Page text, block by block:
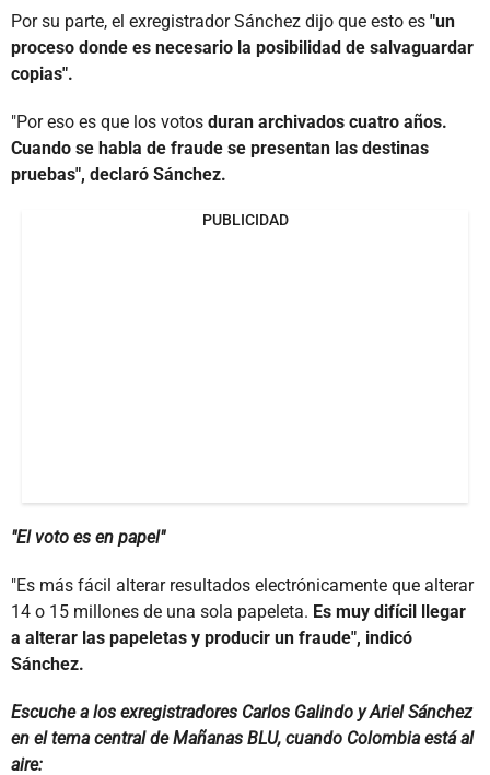
Por su parte, el exregistrador Sánchez dijo que esto es "un
proceso donde es necesario la posibilidad de salvaguardar
copias".
"Por eso es que los votos duran archivados cuatro años.
Cuando se habla de fraude se presentan las destinas
pruebas", declaró Sánchez.
PUBLICIDAD
"El voto es en papel"
"Es más fácil alterar resultados electrónicamente que alterar
14 o 15 millones de una sola papeleta. Es muy difícil llegar
a alterar las papeletas y producir un fraude", indicó
Sánchez.
Escuche a los exregistradores Carlos Galindo y Ariel Sánchez
en el tema central de Mañanas BLU, cuando Colombia está al
aire: